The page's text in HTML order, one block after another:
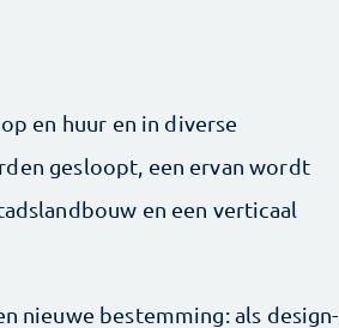
en huur en in diverse
gesloopt, een ervan wordt
en een verticaal
nieuwe bestemming: als design-